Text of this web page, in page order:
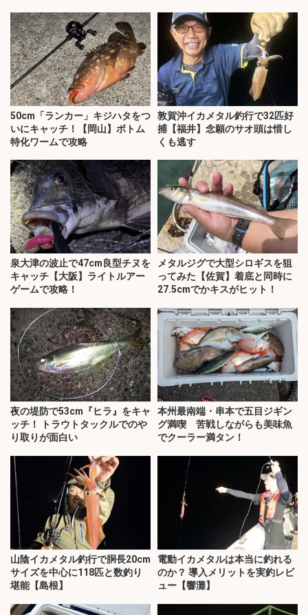
50cm「ランカー」キジハタをつ
いにキャッチ！【岡山】ボトム
特化ワームで攻略
敦賀沖イカメタル釣行で32匹好
捕【福井】念願のサオ頭は惜し
くも逃す
泉大津の波止で47cm良型チヌを
キャッチ【大阪】ライトルアー
ゲームで攻略！
メタルジグで大型シロギスを狙
ってみた【佐賀】着底と同時に
27.5cmでかキスがヒット！
夜の堤防で53cm『ヒラ』をキャ
ッチ！ トラウトタックルでのや
り取りが面白い
本州最南端・串本で五目ジギン
グ満喫 苦戦しながらも美味魚
でクーラー満タン！
山陰イカメタル釣行で胴長20cm
サイズを中心に118匹と数釣り
堪能【島根】
電動イカメタルは本当に釣れる
のか？ 導入メリットを実釣レビ
ュー【響灘】